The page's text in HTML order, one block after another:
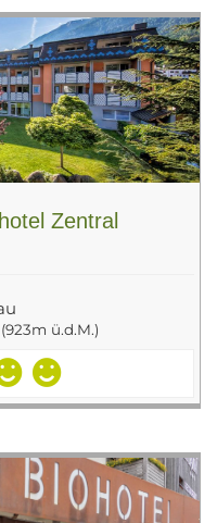
Zentral
ü.d.M.)